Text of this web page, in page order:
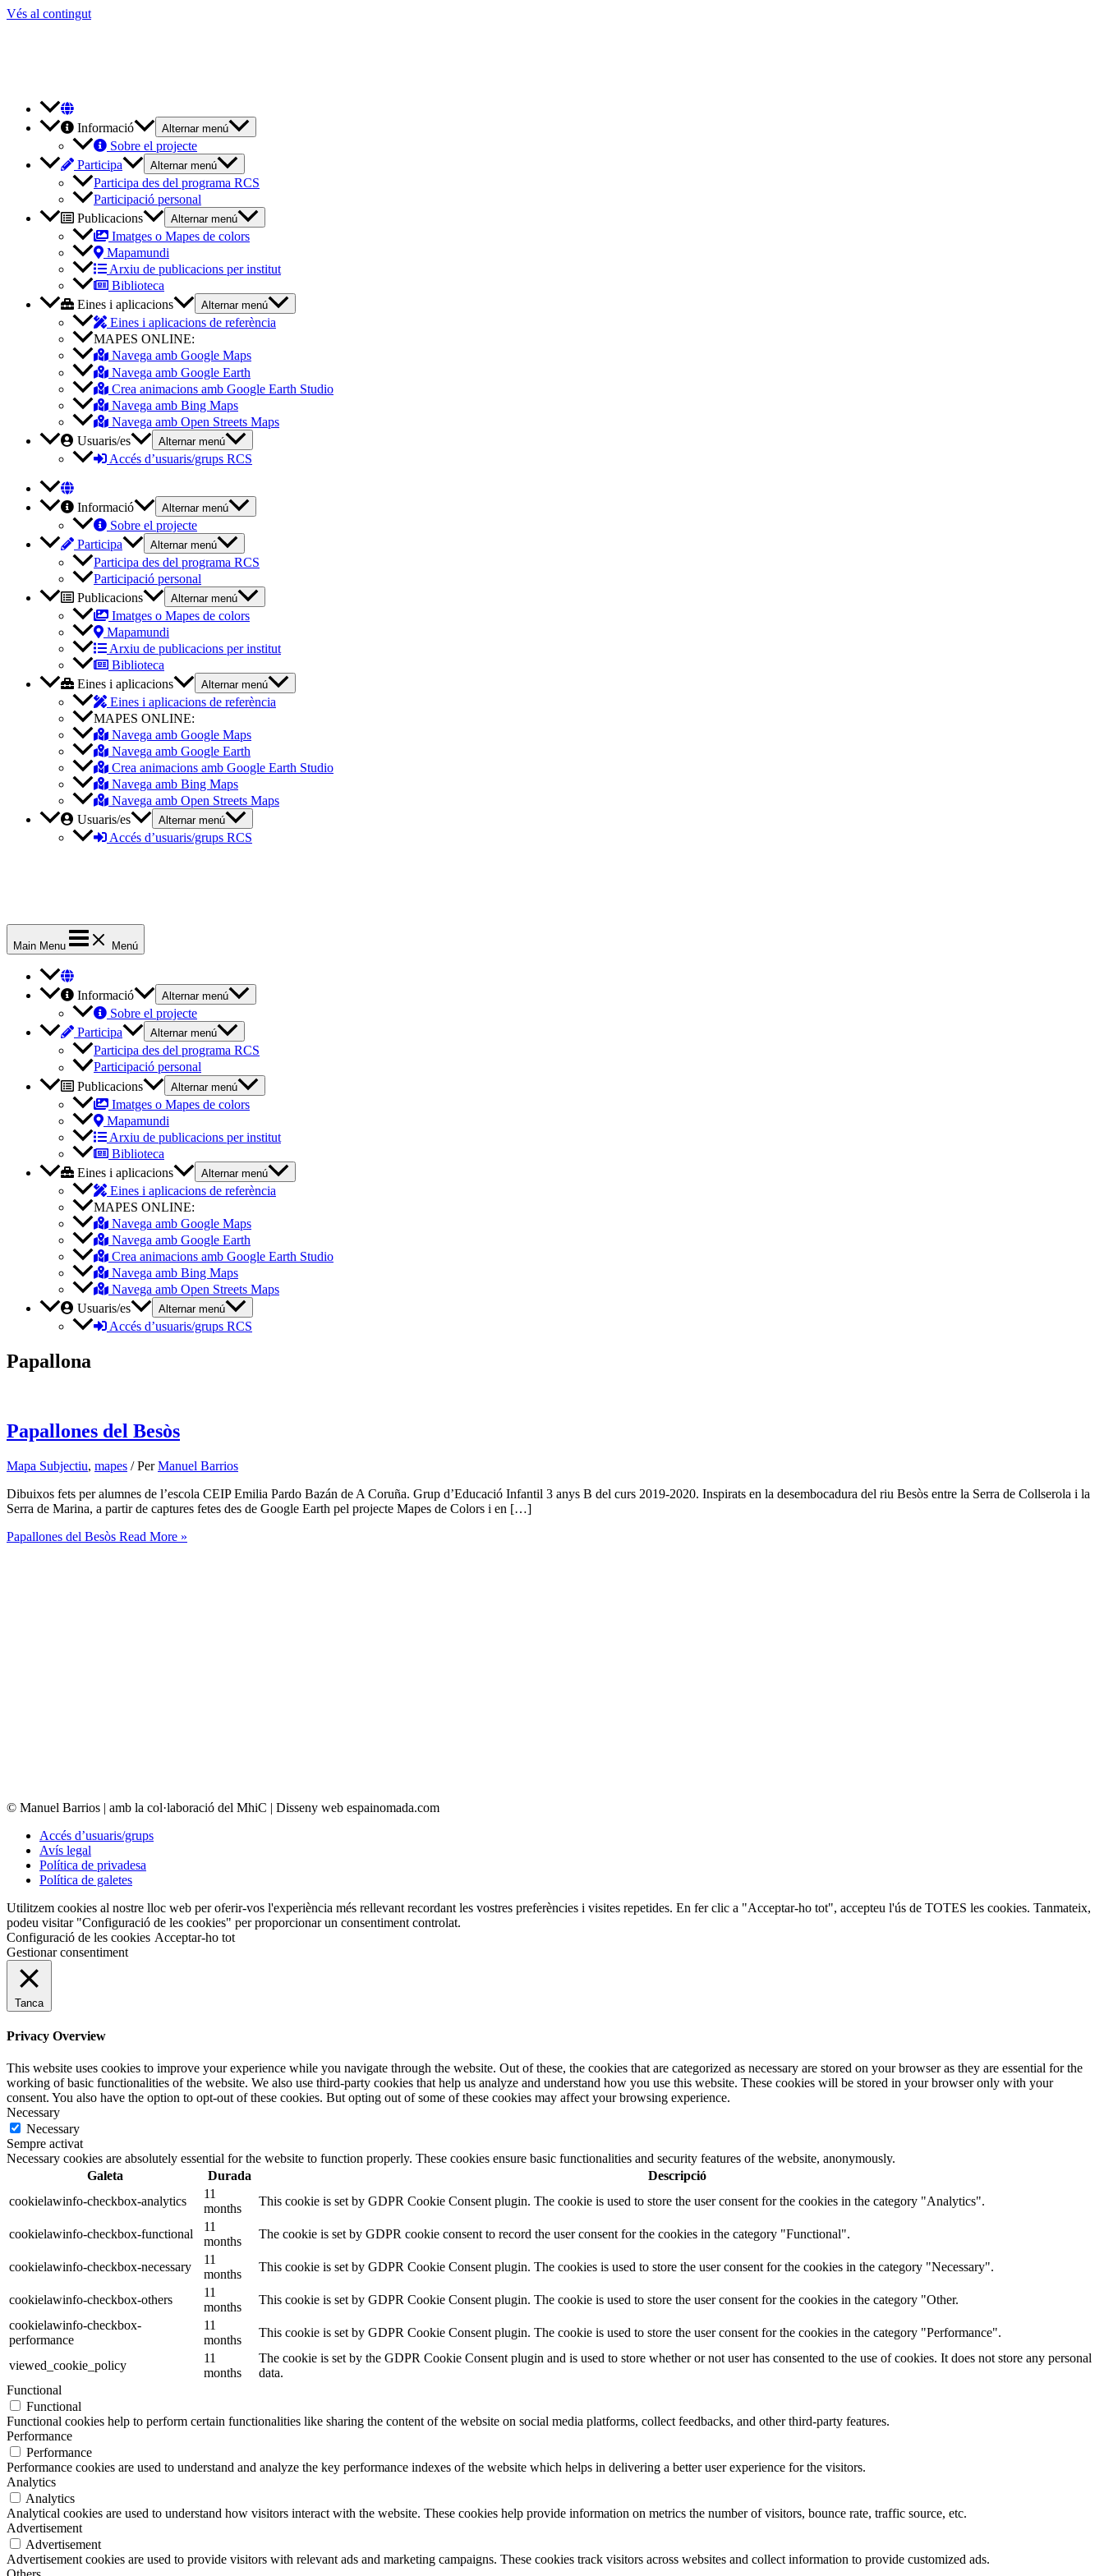
Vés al contingut
Informació Alternar menú
Sobre el projecte
Participa
Alternar menú
Participa des del programa RCS
Participació personal
Publicacions
Alternar menú
Imatges o Mapes de colors
Mapamundi
Arxiu de publicacions per institut
Biblioteca
Eines i aplicacions
Alternar menú
Eines i aplicacions de referència
MAPES ONLINE:
Navega amb Google Maps
Navega amb Google Earth
Crea animacions amb Google Earth Studio
Navega amb Bing Maps
Navega amb Open Streets Maps
Usuaris/es
Alternar menú
Accés d’usuaris/grups RCS
Informació Alternar menú
Sobre el projecte
Participa
Alternar menú
Participa des del programa RCS
Participació personal
Publicacions
Alternar menú
Imatges o Mapes de colors
Mapamundi
Arxiu de publicacions per institut
Biblioteca
Eines i aplicacions
Alternar menú
Eines i aplicacions de referència
MAPES ONLINE:
Navega amb Google Maps
Navega amb Google Earth
Crea animacions amb Google Earth Studio
Navega amb Bing Maps
Navega amb Open Streets Maps
Usuaris/es
Alternar menú
Accés d’usuaris/grups RCS
Main Menu Menú
Informació Alternar menú
Sobre el projecte
Participa
Alternar menú
Participa des del programa RCS
Participació personal
Publicacions
Alternar menú
Imatges o Mapes de colors
Mapamundi
Arxiu de publicacions per institut
Biblioteca
Eines i aplicacions
Alternar menú
Eines i aplicacions de referència
MAPES ONLINE:
Navega amb Google Maps
Navega amb Google Earth
Crea animacions amb Google Earth Studio
Navega amb Bing Maps
Navega amb Open Streets Maps
Usuaris/es
Alternar menú
Accés d’usuaris/grups RCS
Papallona
Papallones del Besòs
Mapa Subjectiu, mapes / Per Manuel Barrios
Dibuixos fets per alumnes de l’escola CEIP Emilia Pardo Bazán de A Coruña. Grup d’Educació Infantil 3 anys B del curs 2019-2020. Inspirats en la desembocadura del riu Besòs entre la Serra de Collserola i la
Serra de Marina, a partir de captures fetes des de Google Earth pel projecte Mapes de Colors i en […]
Papallones del Besòs Read More »
© Manuel Barrios | amb la col·laboració del MhiC | Disseny web espainomada.com
Accés d’usuaris/grups
Avís legal
Política de privadesa
Política de galetes
Utilitzem cookies al nostre lloc web per oferir-vos l'experiència més rellevant recordant les vostres preferències i visites repetides. En fer clic a "Acceptar-ho tot", accepteu l'ús de TOTES les cookies. Tanmateix,
podeu visitar "Configuració de les cookies" per proporcionar un consentiment controlat.
Configuració de les cookies Acceptar-ho tot
Gestionar consentiment
Tanca
Privacy Overview
This website uses cookies to improve your experience while you navigate through the website. Out of these, the cookies that are categorized as necessary are stored on your browser as they are essential for the
working of basic functionalities of the website. We also use third-party cookies that help us analyze and understand how you use this website. These cookies will be stored in your browser only with your
consent. You also have the option to opt-out of these cookies. But opting out of some of these cookies may affect your browsing experience.
Necessary
Necessary
Sempre activat
Necessary cookies are absolutely essential for the website to function properly. These cookies ensure basic functionalities and security features of the website, anonymously.
Galeta
Durada
Descripció
cookielawinfo-checkbox-analytics
11
months
This cookie is set by GDPR Cookie Consent plugin. The cookie is used to store the user consent for the cookies in the category "Analytics".
cookielawinfo-checkbox-functional
11
months
The cookie is set by GDPR cookie consent to record the user consent for the cookies in the category "Functional".
cookielawinfo-checkbox-necessary
11
months
This cookie is set by GDPR Cookie Consent plugin. The cookies is used to store the user consent for the cookies in the category "Necessary".
cookielawinfo-checkbox-others
11
months
This cookie is set by GDPR Cookie Consent plugin. The cookie is used to store the user consent for the cookies in the category "Other.
cookielawinfo-checkbox-
performance
11
months
This cookie is set by GDPR Cookie Consent plugin. The cookie is used to store the user consent for the cookies in the category "Performance".
viewed_cookie_policy
11
months
The cookie is set by the GDPR Cookie Consent plugin and is used to store whether or not user has consented to the use of cookies. It does not store any personal
data.
Functional
Functional
Functional cookies help to perform certain functionalities like sharing the content of the website on social media platforms, collect feedbacks, and other third-party features.
Performance
Performance
Performance cookies are used to understand and analyze the key performance indexes of the website which helps in delivering a better user experience for the visitors.
Analytics
Analytics
Analytical cookies are used to understand how visitors interact with the website. These cookies help provide information on metrics the number of visitors, bounce rate, traffic source, etc.
Advertisement
Advertisement
Advertisement cookies are used to provide visitors with relevant ads and marketing campaigns. These cookies track visitors across websites and collect information to provide customized ads.